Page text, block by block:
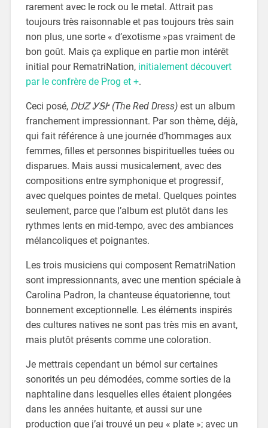
rarement avec le rock ou le metal. Attrait pas
toujours très raisonnable et pas toujours très sain
non plus, une sorte « d’exotisme »pas vraiment de
bon goût. Mais ça explique en partie mon intérêt
initial pour RematriNation, initialement découvert
par le confrère de Prog et +.
Ceci posé, ᎠᏌᏃ ᎩᎦᎨ (The Red Dress)est un album
franchement impressionnant. Par son thème, déjà,
qui fait référence à une journée d’hommages aux
femmes, filles et personnes bispirituelles tuées ou
disparues. Mais aussi musicalement, avec des
compositions entre symphonique et progressif,
avec quelques pointes de metal. Quelques pointes
seulement, parce que l’album est plutôt dans les
rythmes lents en mid-tempo, avec des ambiances
mélancoliques et poignantes.
Les trois musiciens qui composent RematriNation
sont impressionnants, avec une mention spéciale à
Carolina Padron, la chanteuse équatorienne, tout
bonnement exceptionnelle. Les éléments inspirés
des cultures natives ne sont pas très mis en avant,
mais plutôt présents comme une coloration.
Je mettrais cependant un bémol sur certaines
sonorités un peu démodées, comme sorties de la
naphtaline dans lesquelles elles étaient plongées
dans les années huitante, et aussi sur une
production que j’ai trouvé un peu « plate »; avec un